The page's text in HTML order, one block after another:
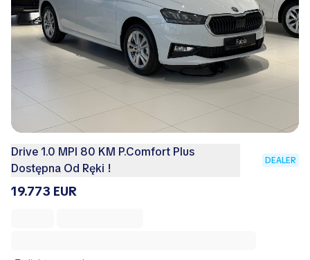
Drive 1.0 MPI 80 KM P.Comfort Plus
Dostępna Od Ręki !
DEALER
19.773 EUR